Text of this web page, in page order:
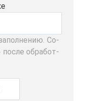
Со­
об­ра­бот­